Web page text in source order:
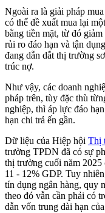
Ngoài ra là giải pháp
có thể đề xuất mua lại
bằng tiền mặt, từ đó
rủi ro đáo hạn và tận
đang dẫn dắt thị trường
trúc nợ.
Như vậy, các doanh
pháp trên, tùy đặc thù
nghiệp, thì áp lực đáo
hạn chi trả ến gần.
Dữ liệu của Hiệp hội Thị
trường TPDN đã có sự
thị trường cuối năm
11 - 12% GDP. Tuy
tín dụng ngân hàng, quy
theo đó vẫn cần phải có
dẫn vốn trung dài hạn